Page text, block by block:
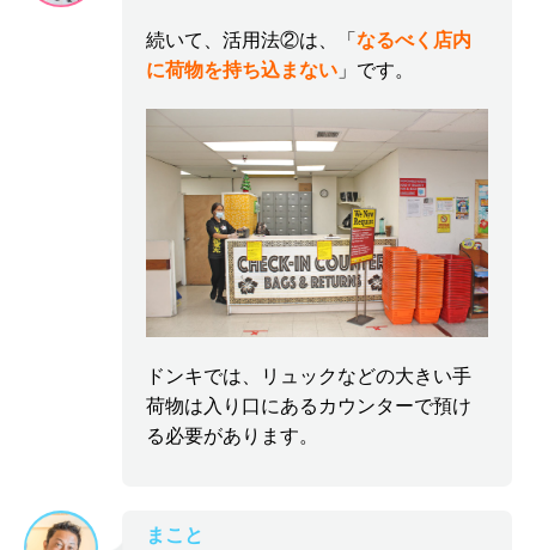
続いて、活用法②は、「なるべく店内
に荷物を持ち込まない 」です。
ドンキでは、リュックなどの大きい手
荷物は入り口にあるカウンターで預け
る必要があります。
まこと